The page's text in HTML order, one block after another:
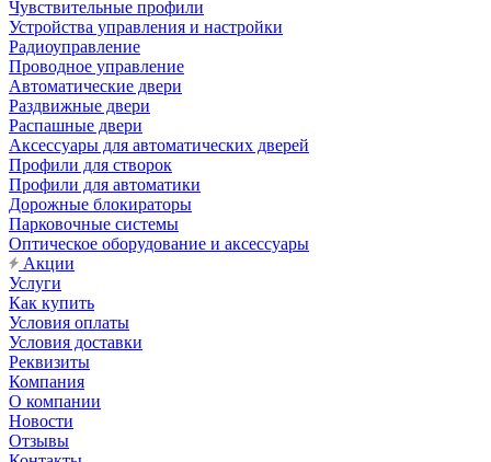
Чувствительные профили
Устройства управления и настройки
Радиоуправление
Проводное управление
Автоматические двери
Раздвижные двери
Распашные двери
Аксессуары для автоматических дверей
Профили для створок
Профили для автоматики
Дорожные блокираторы
Парковочные системы
Оптическое оборудование и аксессуары
Акции
Услуги
Как купить
Условия оплаты
Условия доставки
Реквизиты
Компания
О компании
Новости
Отзывы